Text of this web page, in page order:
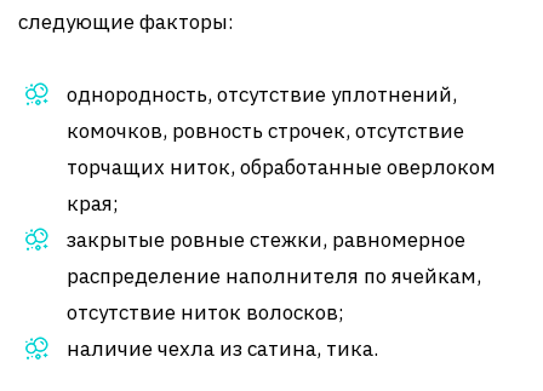
следующие факторы:
однородность, отсутствие уплотнений,
комочков, ровность строчек, отсутствие
торчащих ниток, обработанные оверлоком
края;
закрытые ровные стежки, равномерное
распределение наполнителя по ячейкам,
отсутствие ниток волосков;
наличие чехла из сатина, тика.